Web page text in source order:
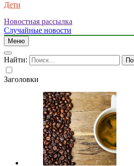
Дети
Новостная рассылка
Случайные новости
Меню
Найти:
Заголовки